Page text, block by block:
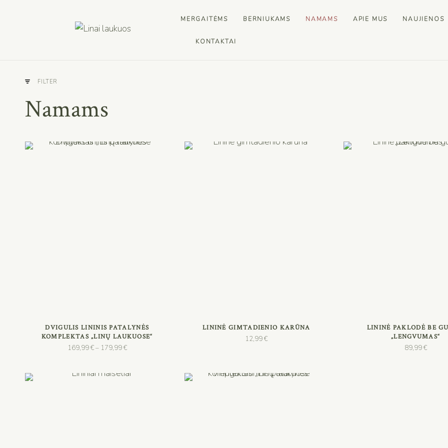
MERGAITĖMS BERNIUKAMS NAMAMS APIE MUS NAUJIENOS
KONTAKTAI
FILTER
Namams
PASIRINKTI SAVYBES
DVIGULIS LININIS PATALYNĖS
KOMPLEKTAS „LINŲ LAUKUOSE“
169,99€– 179,99€
through
PASIRINKTI SAVYBES
LININĖ GIMTADIENIO KARŪNA
12,99€
PASIRINKTI SAVYBES
LININĖ PAKLODĖ BE
„LENGVUMAS“
89,99€